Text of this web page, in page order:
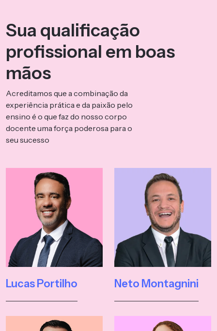
Sua qualificação
profissional em boas
mãos
Acreditamos que a combinação da
experiência prática e da paixão pelo
ensino é o que faz do nosso corpo
docente uma força poderosa para o
seu sucesso
Lucas Portilho Neto Montagnini